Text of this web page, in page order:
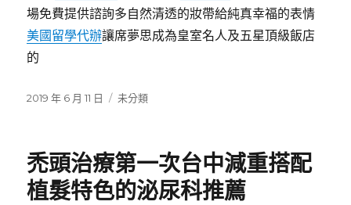
場免費提供諮詢多自然清透的妝帶給純真幸福的表情
美國留學代辦讓席夢思成為皇室名人及五星頂級飯店
的
發
2019 年 6 月 11 日
分
未分類
禿頭治療第一次台中減重搭配
植髮特色的泌尿科推薦